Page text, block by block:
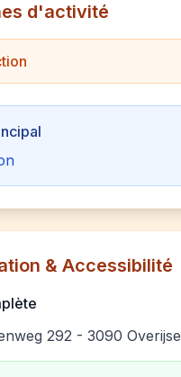
d'activité
& Accessibilité
292 - 3090 Overijse